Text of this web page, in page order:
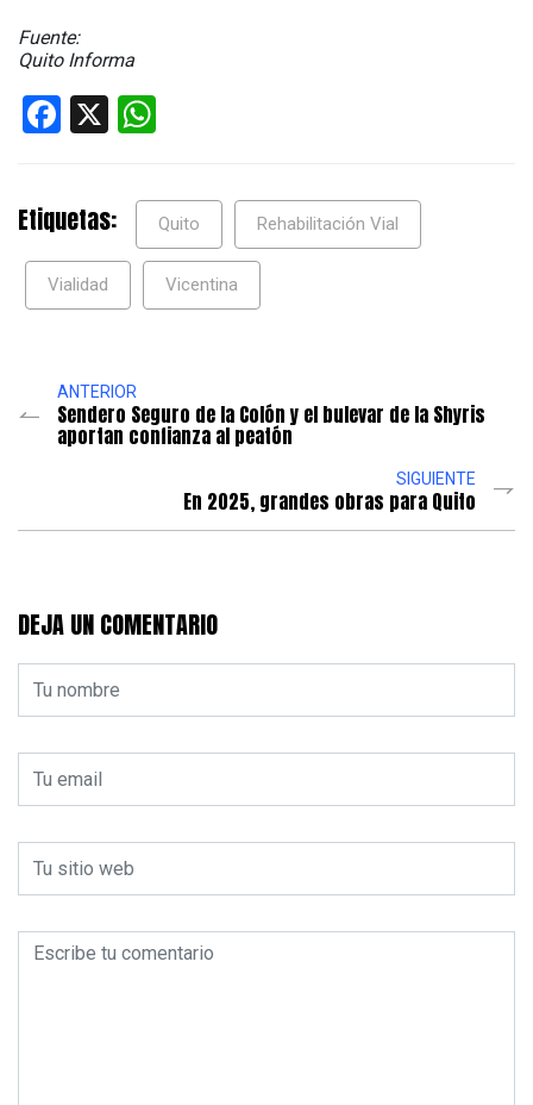
Fuente:
Quito Informa
Facebook
X
Etiquetas: Quito Rehabilitación Vial
Vialidad Vicentina
ANTERIOR
Sendero Seguro de la Colón y el bulevar de la Shyris
aportan confianza al peatón
SIGUIENTE
En 2025, grandes obras para Quito
DEJA UN COMENTARIO